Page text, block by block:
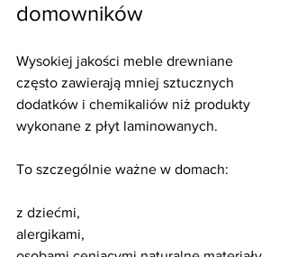
domowników
Wysokiej jakości meble drewniane
często zawierają mniej sztucznych
dodatków i chemikaliów niż produkty
wykonane z płyt laminowanych.
To szczególnie ważne w domach:
z dziećmi,
alergikami,